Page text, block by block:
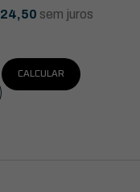
24,50 sem juros
CALCULAR